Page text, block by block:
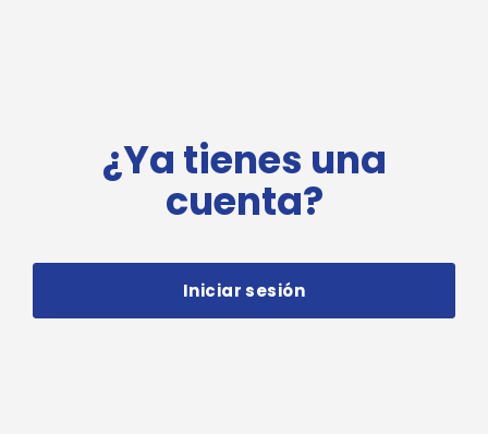
¿Ya tienes una
cuenta?
Iniciar sesión